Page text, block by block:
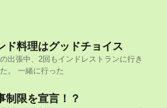
ド料理はグッドチョイス
出張中、2回もインドレストランに行き
。 一緒に行った
制限を宣言！？